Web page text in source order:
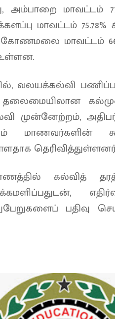
அம்பாறை மாவட்டம்
மாவட்டம் 75.78%
மாவட்டம்
உள்ளன.
வலயக்கல்வி
முன்னேற்றம்,
மாணவர்களின்
கல்வித்
பதிவு